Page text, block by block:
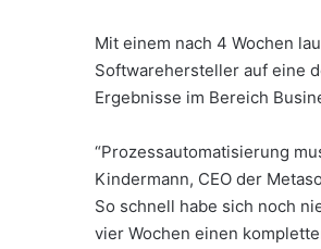
Mit einem nach 4 Wochen
Softwarehersteller auf eine
Ergebnisse im Bereich
“Prozessautomatisierung
Kindermann, CEO der
So schnell habe sich noch
vier Wochen einen